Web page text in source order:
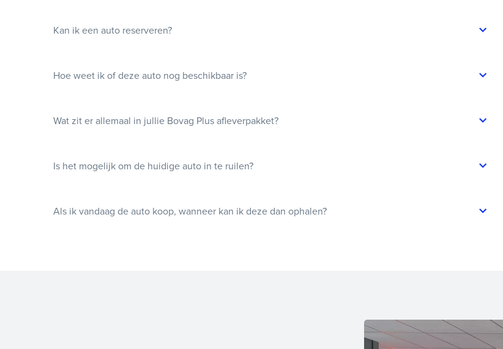
Kan ik een auto reserveren?
Hoe weet ik of deze auto nog beschikbaar is?
Wat zit er allemaal in jullie Bovag Plus afleverpakket?
Is het mogelijk om de huidige auto in te ruilen?
Als ik vandaag de auto koop, wanneer kan ik deze dan ophalen?